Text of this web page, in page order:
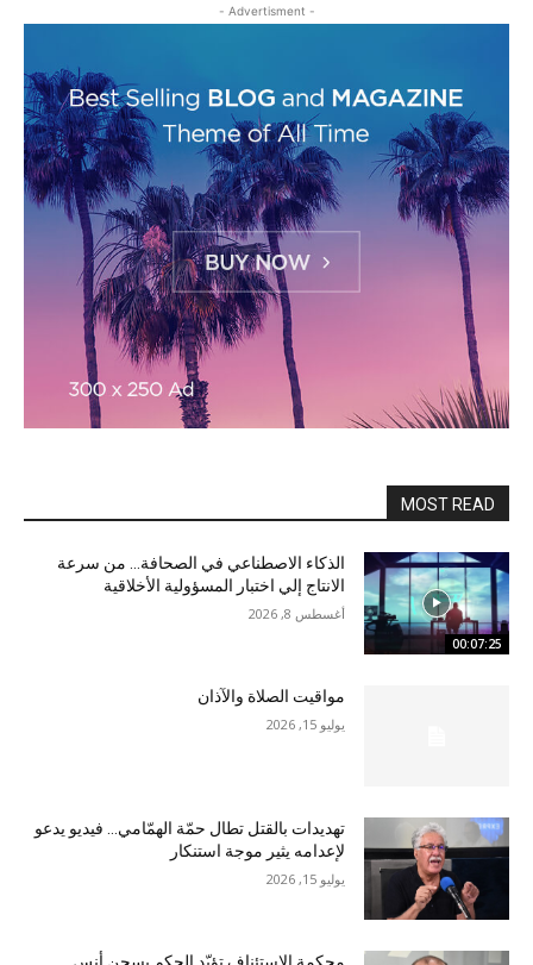
- Advertisment -
MOST READ
00:07:25
الذكاء الاصطناعي في الصحافة… من سرعة
الانتاج إلي اختبار المسؤولية الأخلاقية
أغسطس 8, 2026
مواقيت الصلاة والآذان
يوليو 15, 2026
تهديدات بالقتل تطال حمّة الهمّامي… فيديو يدعو
لإعدامه يثير موجة استنكار
يوليو 15, 2026